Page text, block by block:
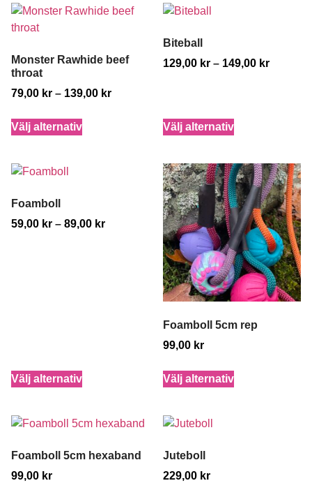
Monster Rawhide beef
throat
79,00 kr – 139,00 kr
Välj alternativ
Biteball
129,00 kr – 149,00 kr
Välj alternativ
Foamboll
59,00 kr – 89,00 kr
Välj alternativ
Foamboll 5cm rep
99,00 kr
Välj alternativ
Foamboll 5cm hexaband
99,00 kr
Juteboll
229,00 kr